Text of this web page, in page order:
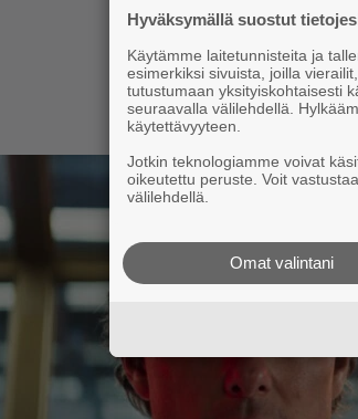
Hyväksymällä suostut
Käytämme laitetunnisteita ja
esimerkiksi sivuista, joilla
tutustumaan yksityiskohtaisesti
seuraavalla välilehdellä.
käytettävyyteen.
Jotkin teknologiamme voivat
oikeutettu peruste. Voit
välilehdellä.
Omat valintani